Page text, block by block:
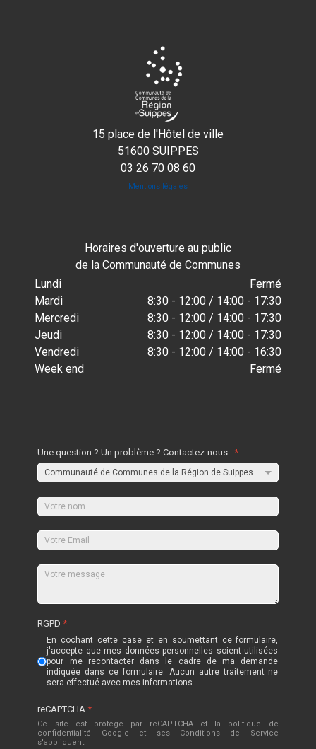
15 place de l'Hôtel de ville
51600 SUIPPES
03 26 70 08 60
Mentions légales
Horaires d'ouverture au public
de la Communauté de Communes
Lundi
Fermé
Mardi
8:30 - 12:00 / 14:00 - 17:30
Mercredi
8:30 - 12:00 / 14:00 - 17:30
Jeudi
8:30 - 12:00 / 14:00 - 17:30
Vendredi
8:30 - 12:00 / 14:00 - 16:30
Week end
Fermé
Une question ? Un problème ? Contactez-nous :*
RGPD*
En cochant cette case et en soumettant ce formulaire,
j'accepte que mes données personnelles soient utilisées
pour me recontacter dans le cadre de ma demande
indiquée dans ce formulaire. Aucun autre traitement ne
sera effectué avec mes informations.
reCAPTCHA*
Ce site est protégé par reCAPTCHA et la politique de
confidentialité Google et
ses Conditions de Service
s'appliquent.